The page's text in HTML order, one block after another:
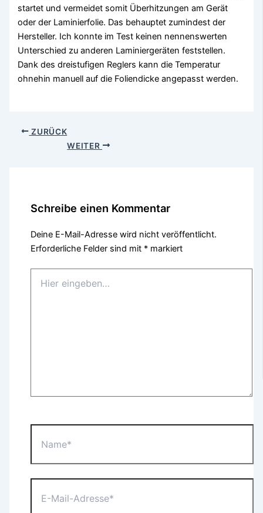
startet und vermeidet somit Überhitzungen am Gerät
oder der Laminierfolie. Das behauptet zumindest der
Hersteller. Ich konnte im Test keinen nennenswerten
Unterschied zu anderen Laminiergeräten feststellen.
Dank des dreistufigen Reglers kann die Temperatur
ohnehin manuell auf die Foliendicke angepasst werden.
ZURÜCK
WEITER
Schreibe einen Kommentar
Deine E-Mail-Adresse wird nicht veröffentlicht.
Erforderliche Felder sind mit * markiert
eingeben…
Mail-